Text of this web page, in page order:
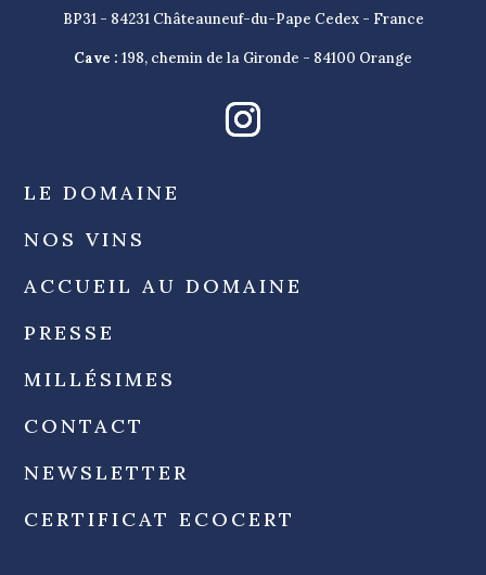
BP31 - 84231 Châteauneuf-du-Pape Cedex - France
Cave : 198, chemin de la Gironde - 84100 Orange
LE DOMAINE
NOS VINS
ACCUEIL AU DOMAINE
PRESSE
MILLÉSIMES
CONTACT
NEWSLETTER
CERTIFICAT ECOCERT